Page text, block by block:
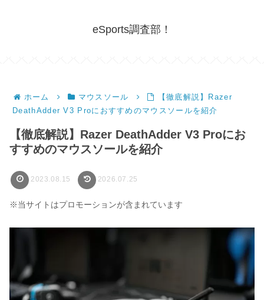
eSports調査部！
ホーム マウスソール
【徹底解説】Razer
DeathAdder V3 Proにおすすめのマウスソールを紹介
【徹底解説】Razer DeathAdder V3 Proにお
すすめのマウスソールを紹介
2023.08.15 2026.07.25
※当サイトはプロモーションが含まれています